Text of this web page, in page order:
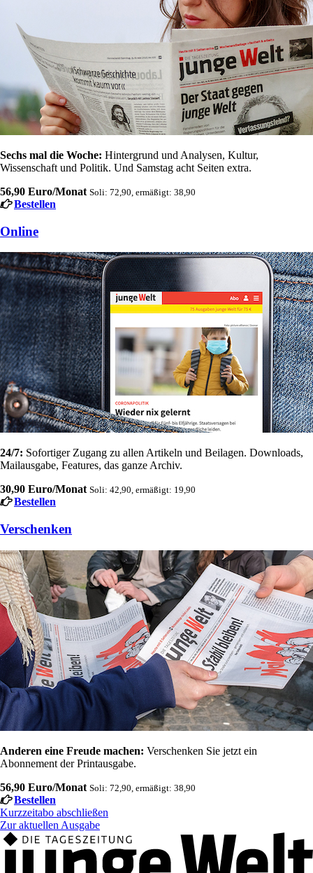
Sechs mal die Woche: Hintergrund und Analysen, Kultur,
Wissenschaft und Politik. Und Samstag acht Seiten extra.
56,90 Euro/Monat Soli: 72,90, ermäßigt: 38,90
Bestellen
Online
24/7: Sofortiger Zugang zu allen Artikeln und Beilagen. Downloads,
Mailausgabe, Features, das ganze Archiv.
30,90 Euro/Monat Soli: 42,90, ermäßigt: 19,90
Bestellen
Verschenken
Anderen eine Freude machen: Verschenken Sie jetzt ein
Abonnement der Printausgabe.
56,90 Euro/Monat Soli: 72,90, ermäßigt: 38,90
Bestellen
Kurzzeitabo abschließen
Zur aktuellen Ausgabe